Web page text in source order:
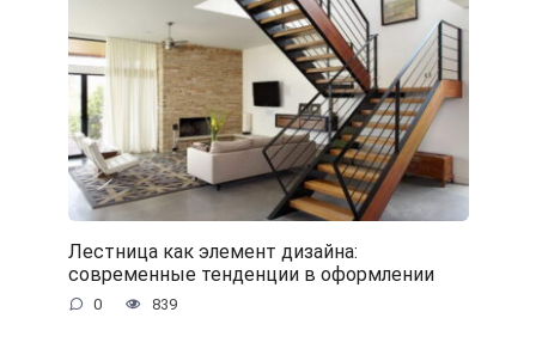
Лестница как элемент дизайна:
современные тенденции в оформлении
0 839